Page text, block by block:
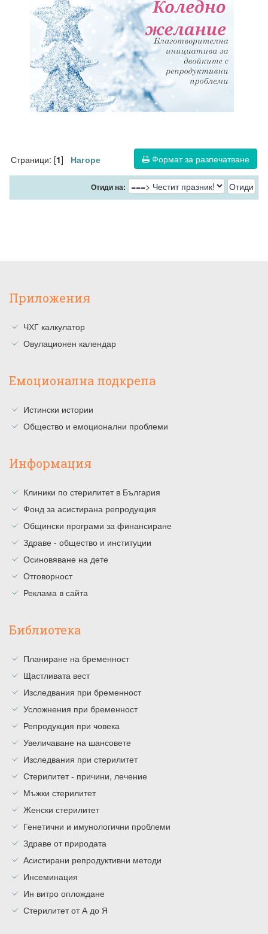
Формат за разпечатване
Страници: [1] Нагоре
Отиди на:
Приложения
ЧХГ калкулатор
Овулационен календар
Емоционална подкрепа
Истински истории
Общество и емоционални проблеми
Информация
Клиники по стерилитет в България
Фонд за асистирана репродукция
Общински програми за финансиране
Здраве - общество и институции
Осиновяване на дете
Отговорност
Реклама в сайта
Библиотека
Планиране на бременност
Щастливата вест
Изследвания при бременност
Усложнения при бременност
Репродукция при човека
Увеличаване на шансовете
Изследвания при стерилитет
Стерилитет - причини, лечение
Мъжки стерилитет
Женски стерилитет
Генетични и имунологични проблеми
Здраве от природата
Асистирани репродуктивни методи
Инсеминация
Ин витро оплождане
Стерилитет от А до Я